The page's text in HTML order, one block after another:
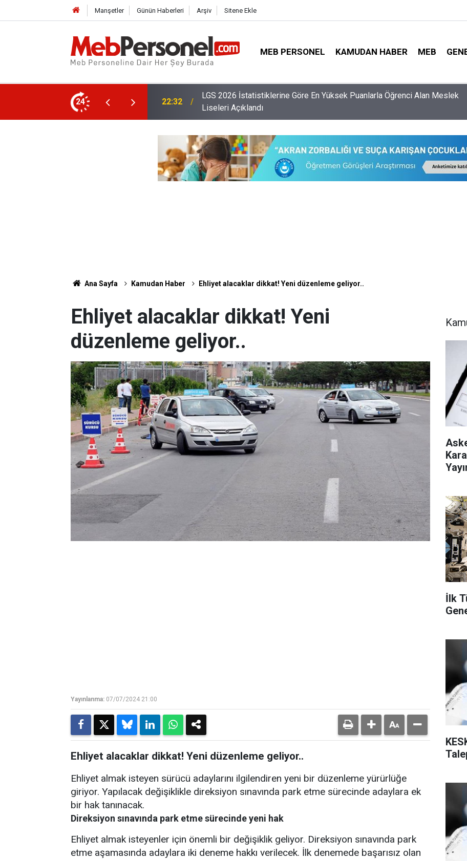
Manşetler Günün Haberleri Arşiv Sitene Ekle
MEB PERSONEL KAMUDAN HABER MEB
24
Puanlarla Öğrenci Alan Meslek
22:02 2026 Öğretmen Norm İhtiyacı Listesi
Ana Sayfa Kamudan Haber Ehliyet alacaklar dikkat! Yeni düzenleme geliyor..
Ehliyet alacaklar dikkat! Yeni
düzenleme geliyor..
Yayınlanma: 07/07/2024 21:00
Ehliyet alacaklar dikkat! Yeni düzenleme geliyor..
Ehliyet almak isteyen sürücü adaylarını ilgilendiren yeni bir düzenleme yürürlüğe
giriyor. Yapılacak değişiklikle direksiyon sınavında park etme sürecinde adaylara ek
bir hak tanınacak.
Direksiyon sınavında park etme sürecinde yeni hak
Ehliyet almak isteyenler için önemli bir değişiklik geliyor. Direksiyon sınavında park
etme aşamasında adaylara iki deneme hakkı verilecek. İlk denemede başarısız olan
İlk